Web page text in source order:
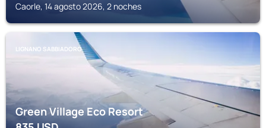
Caorle, 14 agosto 2026, 2 noches
LIGNANO SABBIADORO
Green Village Eco Resort